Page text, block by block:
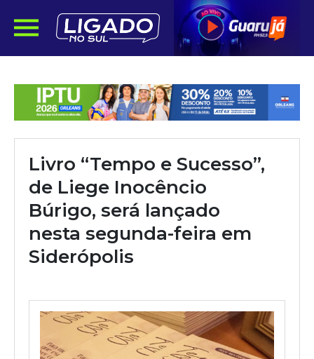
Livro “Tempo e Sucesso”,
de Liege Inocêncio
Búrigo, será lançado
nesta segunda-feira em
Siderópolis